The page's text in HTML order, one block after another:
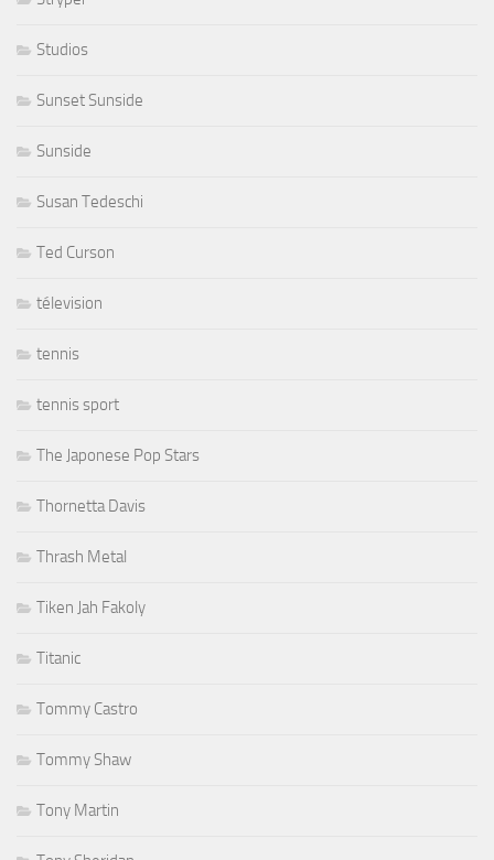
Studios
Sunset Sunside
Sunside
Susan Tedeschi
Ted Curson
télevision
tennis
tennis sport
The Japonese Pop Stars
Thornetta Davis
Thrash Metal
Tiken Jah Fakoly
Titanic
Tommy Castro
Tommy Shaw
Tony Martin